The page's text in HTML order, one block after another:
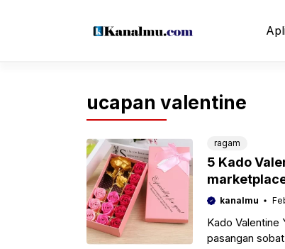
ucapan valentine
ragam
5 Kado
kanalmu
Kado Valentine
pasangan